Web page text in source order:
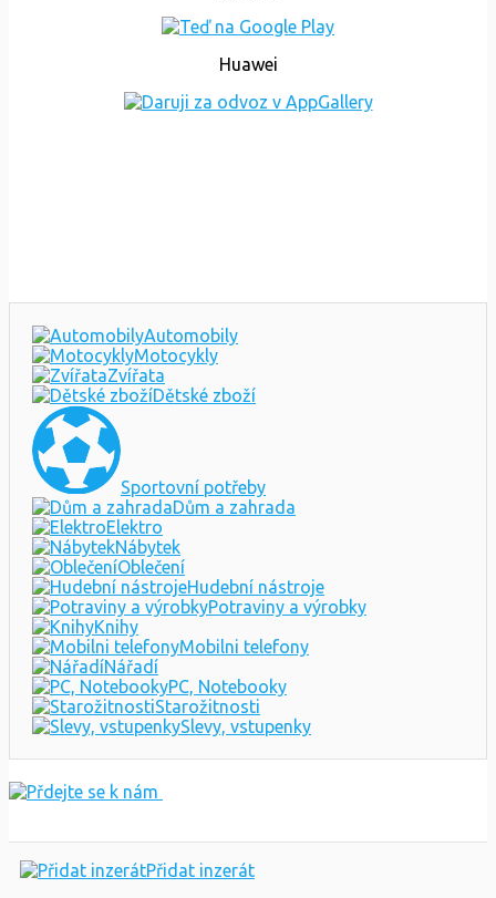
Huawei
Automobily
Motocykly
Zvířata
Dětské zboží
Sportovní potřeby
Dům a zahrada
Elektro
Nábytek
Oblečení
Hudební nástroje
Potraviny a výrobky
Knihy
Mobilni telefony
Nářadí
PC, Notebooky
Starožitnosti
Slevy, vstupenky
Přidat inzerát